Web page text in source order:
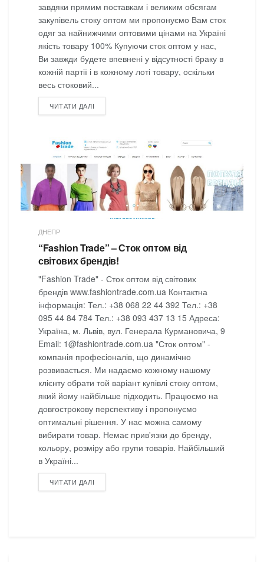
завдяки прямим поставкам і великим обсягам
закупівель стоку оптом ми пропонуємо Вам сток
одяг за найнижчими оптовими цінами на Україні
якість товару 100% Купуючи сток оптом у нас,
Ви завжди будете впевнені у відсутності браку в
кожній партії і в кожному лоті товару, оскільки
весь стоковий...
ЧИТАТИ ДАЛІ
ДНЕПР
“Fashion Trade” – Сток оптом від
світових брендів!
"Fashion Trade" - Сток оптом від світових
брендів www.fashiontrade.com.ua Контактна
інформація: Тел.: +38 068 22 44 392 Тел.: +38
095 44 84 784 Тел.: +38 093 437 13 15 Адреса:
Україна, м. Львів, вул. Генерала Курмановича, 9
Email: 1@fashiontrade.com.ua "Сток оптом" -
компанія професіоналів, що динамічно
розвивається. Ми надаємо кожному нашому
клієнту обрати той варіант купівлі стоку оптом,
який йому найбільше підходить. Працюємо на
довгострокову перспективу і пропонуємо
оптимальні рішення. У нас можна самому
вибирати товар. Немає прив'язки до бренду,
кольору, розміру або групи товарів. Найбільший
в Україні...
ЧИТАТИ ДАЛІ